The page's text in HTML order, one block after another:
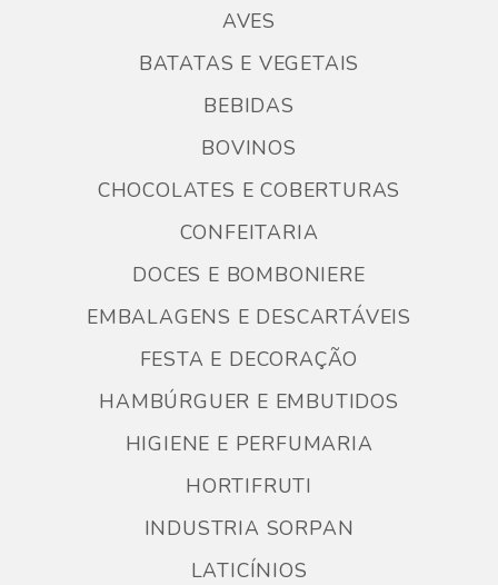
AVES
BATATAS E VEGETAIS
BEBIDAS
BOVINOS
CHOCOLATES E COBERTURAS
CONFEITARIA
DOCES E BOMBONIERE
EMBALAGENS E DESCARTÁVEIS
FESTA E DECORAÇÃO
HAMBÚRGUER E EMBUTIDOS
HIGIENE E PERFUMARIA
HORTIFRUTI
INDUSTRIA SORPAN
LATICÍNIOS